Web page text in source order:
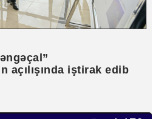
açılışında iştirak edib